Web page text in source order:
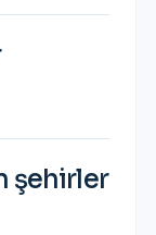
şehirler